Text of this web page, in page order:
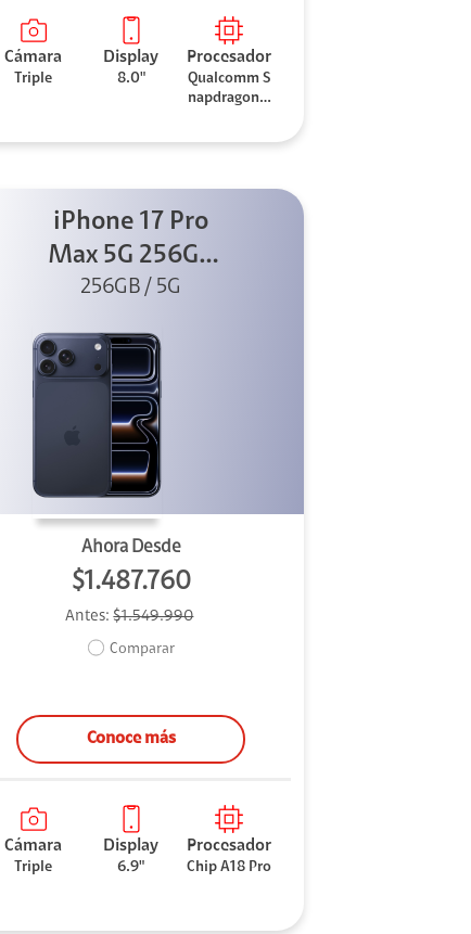
Cámara
Triple
Display
8.0"
Procesador
Qualcomm S
napdragon 8
iPhone 17 Pro
Max 5G 256GB
Azul profundo
256GB / 5G
Ahora Desde
$1.487.760
Antes:$1.549.990
Comparar
Conoce más
Cámara
Triple
Display
6.9"
Procesador
Chip A18 Pro